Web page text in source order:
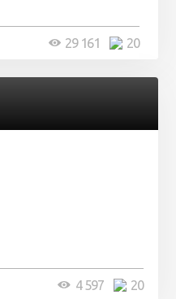
20
29 161
20
4 597